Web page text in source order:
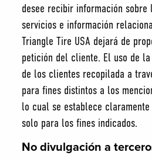
desee recibir información sobre
servicios e información
Triangle Tire USA dejará de
petición del cliente. El uso de
de los clientes recopilada a
para fines distintos a los
lo cual se establece
solo para los fines indicados.
No divulgación a